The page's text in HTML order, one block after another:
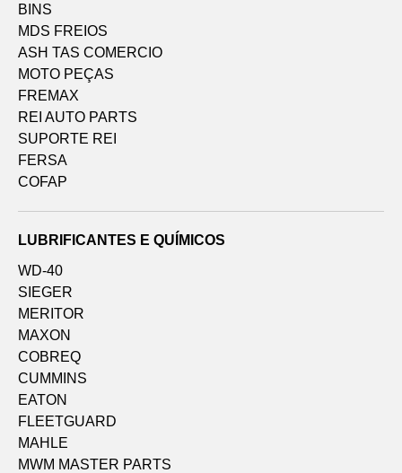
BINS
MDS FREIOS
ASH TAS COMERCIO
MOTO PEÇAS
FREMAX
REI AUTO PARTS
SUPORTE REI
FERSA
COFAP
LUBRIFICANTES E QUÍMICOS
WD-40
SIEGER
MERITOR
MAXON
COBREQ
CUMMINS
EATON
FLEETGUARD
MAHLE
MWM MASTER PARTS